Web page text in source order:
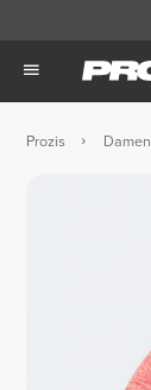
Prozis